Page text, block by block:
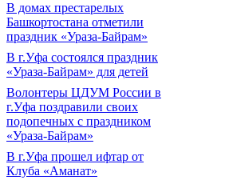
В домах престарелых
Башкортостана отметили
праздник «Ураза-Байрам»
В г.Уфа состоялся праздник
«Ураза-Байрам» для детей
Волонтеры ЦДУМ России в
г.Уфа поздравили своих
подопечных с праздником
«Ураза-Байрам»
В г.Уфа прошел ифтар от
Клуба «Аманат»